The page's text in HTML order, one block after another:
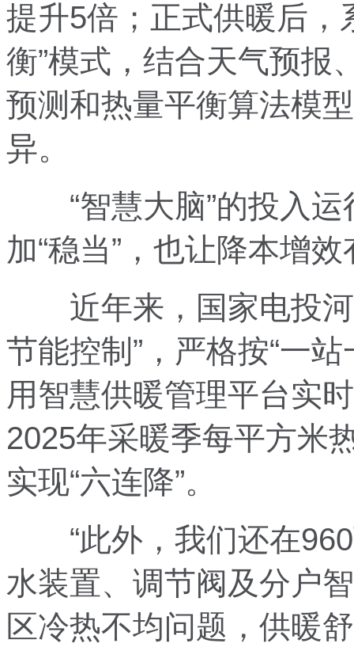
提升5倍；正式供暖后，
衡”模式，结合天气预报
预测和热量平衡算法模
异。
“智慧大脑”的投入运
加“稳当”，也让降本增
近年来，国家电投河
节能控制”，严格按“一
用智慧供暖管理平台实
2025年采暖季每平方米
实现“六连降”。
“此外，我们还在960
水装置、调节阀及分户
区冷热不均问题，供暖